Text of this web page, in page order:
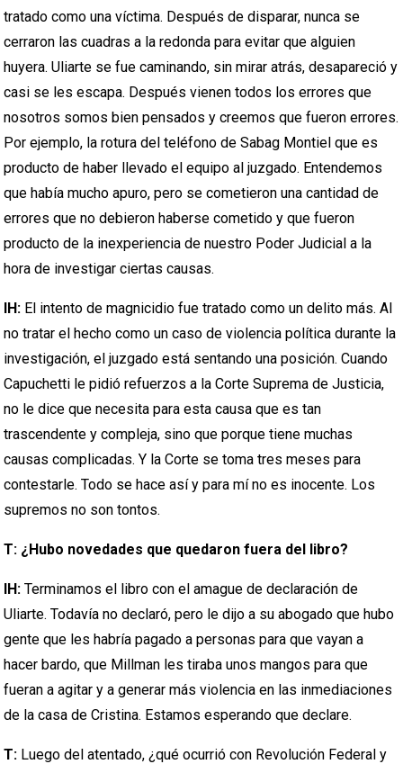
tratado como una víctima. Después de disparar, nunca se
cerraron las cuadras a la redonda para evitar que alguien
huyera. Uliarte se fue caminando, sin mirar atrás, desapareció y
casi se les escapa. Después vienen todos los errores que
nosotros somos bien pensados y creemos que fueron errores.
Por ejemplo, la rotura del teléfono de Sabag Montiel que es
producto de haber llevado el equipo al juzgado. Entendemos
que había mucho apuro, pero se cometieron una cantidad de
errores que no debieron haberse cometido y que fueron
producto de la inexperiencia de nuestro Poder Judicial a la
hora de investigar ciertas causas.
IH: El intento de magnicidio fue tratado como un delito más. Al
no tratar el hecho como un caso de violencia política durante la
investigación, el juzgado está sentando una posición. Cuando
Capuchetti le pidió refuerzos a la Corte Suprema de Justicia,
no le dice que necesita para esta causa que es tan
trascendente y compleja, sino que porque tiene muchas
causas complicadas. Y la Corte se toma tres meses para
contestarle. Todo se hace así y para mí no es inocente. Los
supremos no son tontos.
T: ¿Hubo novedades que quedaron fuera del libro?
IH:Terminamos el libro con el amague de declaración de
Uliarte. Todavía no declaró, pero le dijo a su abogado que hubo
gente que les habría pagado a personas para que vayan a
hacer bardo, que Millman les tiraba unos mangos para que
fueran a agitar y a generar más violencia en las inmediaciones
de la casa de Cristina. Estamos esperando que declare.
T: Luego del atentado, ¿qué ocurrió con Revolución Federal y